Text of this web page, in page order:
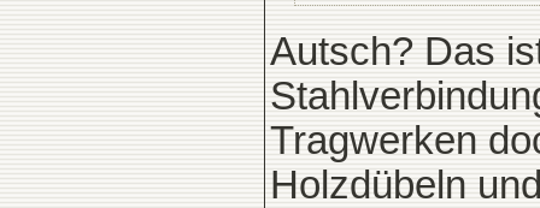
Autsch? Das
Tragwerken
Holzdübeln